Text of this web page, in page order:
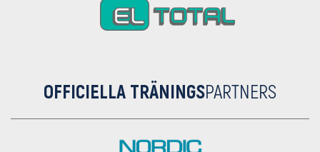
OFFICIELLA TRÄNINGSPARTNERS